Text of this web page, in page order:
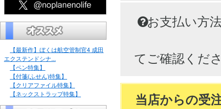
【最新作】ぼくは航空管制官4 成田
エクステンドシナ...
【ペン特集】
【付箋(ふせん)特集】
【クリアファイル特集】
【ネックストラップ特集】
お支払い方
てご確認くだ
当店からの受